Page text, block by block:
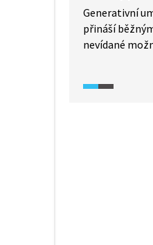
Generativní
přináší
nevídané
příspěvek z